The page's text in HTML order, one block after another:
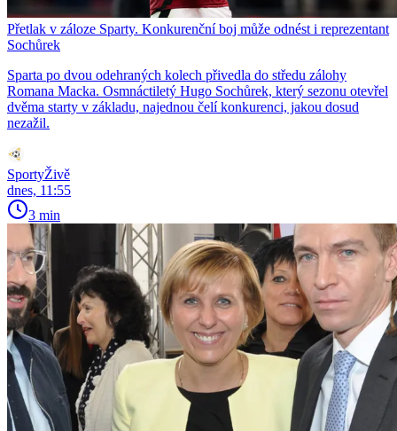
Přetlak v záloze Sparty. Konkurenční boj může odnést i reprezentant
Sochůrek
Sparta po dvou odehraných kolech přivedla do středu zálohy
Romana Macka. Osmnáctiletý Hugo Sochůrek, který sezonu otevřel
dvěma starty v základu, najednou čelí konkurenci, jakou dosud
nezažil.
SportyŽivě
dnes, 11:55
3 min